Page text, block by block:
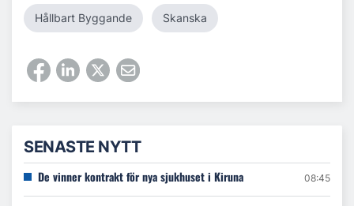
Hållbart Byggande Skanska
SENASTE NYTT
De vinner kontrakt för nya sjukhuset i Kiruna 08:45